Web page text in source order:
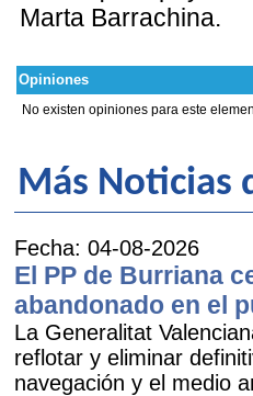
Marta Barrachina.
Opiniones
No existen opiniones para este
Más Noticias
Fecha: 04-08-2026
El PP de Burriana
abandonado en el
La Generalitat
reflotar y eliminar
navegación y el medio